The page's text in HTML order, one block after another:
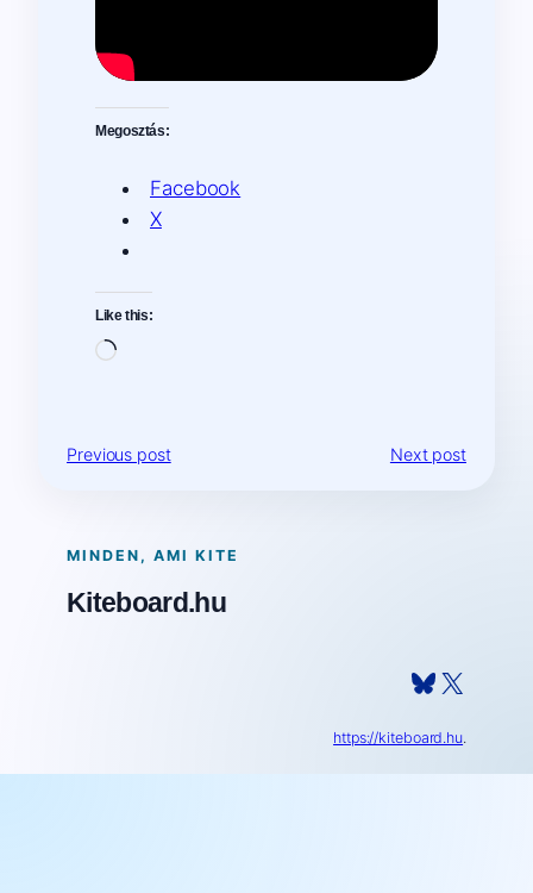
Megosztás:
Facebook
X
Like this:
Loading…
Previous post Next post
MINDEN, AMI KITE
Kiteboard.hu
Bluesky X
https://kiteboard.hu.